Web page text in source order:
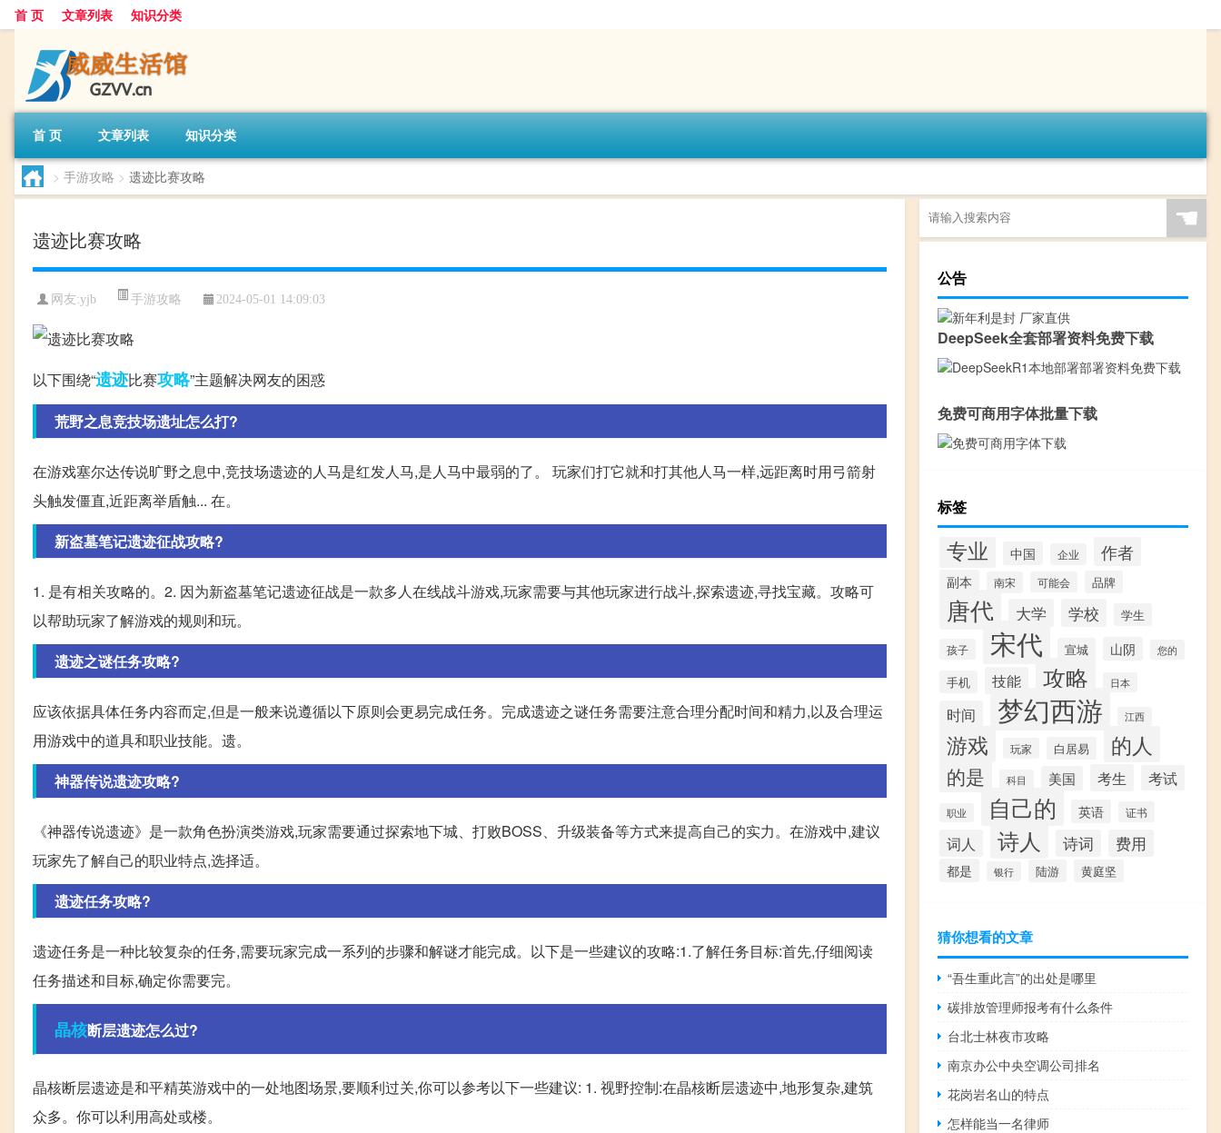
首 页 文章列表 知识分类
首 页 文章列表 知识分类
> 手游攻略 > 遗迹比赛攻略
遗迹比赛攻略
网友:yjb 手游攻略 2024-05-01 14:09:03
以下围绕“遗迹比赛攻略”主题解决网友的困惑
荒野之息竞技场遗址怎么打?
在游戏塞尔达传说旷野之息中,竞技场遗迹的人马是红发人马,是人马中最弱的了。 玩家们打它就和打其他人马一样,远距离时用弓箭射
头触发僵直,近距离举盾触... 在。
新盗墓笔记遗迹征战攻略?
1. 是有相关攻略的。2. 因为新盗墓笔记遗迹征战是一款多人在线战斗游戏,玩家需要与其他玩家进行战斗,探索遗迹,寻找宝藏。攻略可
以帮助玩家了解游戏的规则和玩。
遗迹之谜任务攻略?
应该依据具体任务内容而定,但是一般来说遵循以下原则会更易完成任务。完成遗迹之谜任务需要注意合理分配时间和精力,以及合理运
用游戏中的道具和职业技能。遗。
神器传说遗迹攻略?
《神器传说遗迹》是一款角色扮演类游戏,玩家需要通过探索地下城、打败BOSS、升级装备等方式来提高自己的实力。在游戏中,建议
玩家先了解自己的职业特点,选择适。
遗迹任务攻略?
遗迹任务是一种比较复杂的任务,需要玩家完成一系列的步骤和解谜才能完成。以下是一些建议的攻略:1.了解任务目标:首先,仔细阅读
任务描述和目标,确定你需要完。
晶核断层遗迹怎么过?
晶核断层遗迹是和平精英游戏中的一处地图场景,要顺利过关,你可以参考以下一些建议: 1. 视野控制:在晶核断层遗迹中,地形复杂,建筑
众多。你可以利用高处或楼。
☚
公告
DeepSeek全套部署资料免费下载
免费可商用字体批量下载
标签
专业 中国 企业 作者
副本 南宋 可能会 品牌
唐代 大学 学校 学生
孩子 宋代 宣城 山阴 您的
手机 技能 攻略 日本
时间 梦幻西游 江西
游戏 玩家 白居易 的人
的是 科目 美国 考生 考试
职业 自己的 英语 证书
词人 诗人 诗词 费用
都是 银行 陆游 黄庭坚
猜你想看的文章
“吾生重此言”的出处是哪里
碳排放管理师报考有什么条件
台北士林夜市攻略
南京办公中央空调公司排名
花岗岩名山的特点
怎样能当一名律师